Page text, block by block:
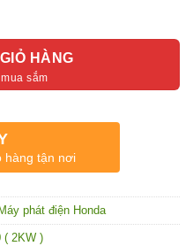
HÀNG
hàng tận nơi
Máy phát điện Honda
( 2KW )